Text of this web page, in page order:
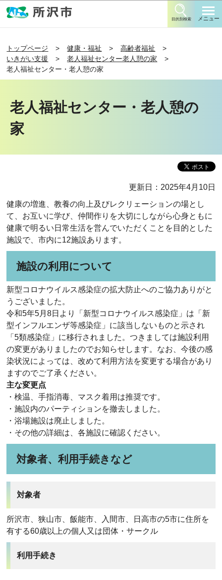
目的別検索 メニュー
トップページ 健康・福祉
高齢者福祉
いきがい支援
老人福祉センター老人憩の家
老人福祉センター・老人憩の家
老人福祉センター・老人憩の
家
更新日：2025年4月10日
健康の増進、教養の向上及びレクリェーションの場とし
て、お互いに学び、仲間作りを大切にしながら心身ともに
健康で明るい日常生活を営んでいただくことを目的とした
施設で、市内に12施設あります。
施設の利用について
新型コロナウイルス感染症の拡大防止へのご協力ありがと
うございました。
令和5年5月8日より「新型コロナウイルス感染症」は「新
型インフルエンザ等感染症」に該当しないものと示され
「5類感染症」に移行されました。つきましては施設利用
の変更がありましたのでお知らせします。なお、今後の感
染状況によっては、改めて利用方法を変更する場合があり
ますのでご了承ください。
主な変更点
・検温、手指消毒、マスク着用は推奨です。
・施設内のパーティションを撤去しました。
・浴場施設は廃止しました。
・その他の詳細は、各施設に確認ください。
対象者、利用手続きなど
対象者
所沢市、狭山市、飯能市、入間市、日高市の5市に住所を
有する60歳以上の個人又は団体・サークル
利用手続き